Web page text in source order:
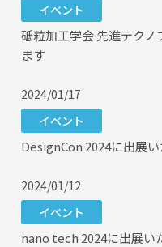
イベント
砥粒加工学会 先進テク
ます
2024/01/17
イベント
DesignCon 2024に出展
2024/01/12
イベント
nano tech 2024に出展い